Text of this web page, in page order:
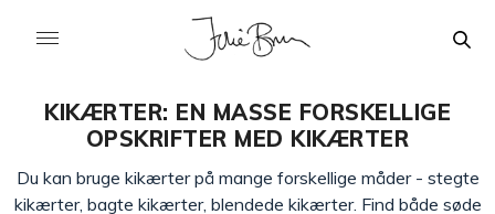
KIKÆRTER: EN MASSE FORSKELLIGE
OPSKRIFTER MED KIKÆRTER
Du kan bruge kikærter på mange forskellige måder - stegte
kikærter, bagte kikærter, blendede kikærter. Find både søde